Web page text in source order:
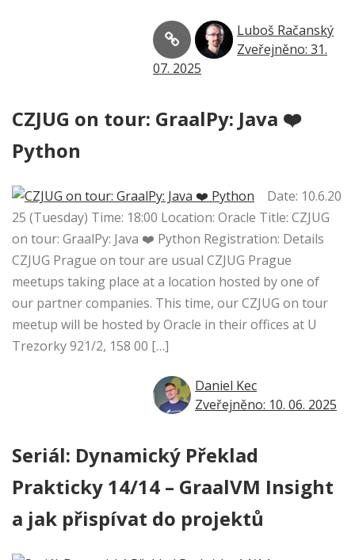
Luboš Račanský
Zveřejněno: 31.
07. 2025
CZJUG on tour: GraalPy: Java ❤️
Python
Date: 10.6.20
25 (Tuesday) Time: 18:00 Location: Oracle Title: CZJUG
on tour: GraalPy: Java ❤️ Python Registration: Details
CZJUG Prague on tour are usual CZJUG Prague
meetups taking place at a location hosted by one of
our partner companies. This time, our CZJUG on tour
meetup will be hosted by Oracle in their offices at U
Trezorky 921/2, 158 00 […]
Daniel Kec
Zveřejněno: 10. 06. 2025
Seriál: Dynamický Překlad
Prakticky 14/14 – GraalVM Insight
a jak přispívat do projektů